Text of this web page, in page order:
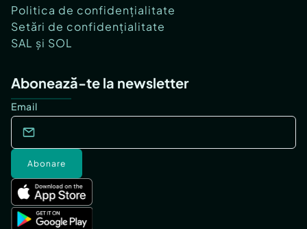
Politica de confidențialitate
Setări de confidențialitate
SAL și SOL
Abonează-te la newsletter
Email
Abonare